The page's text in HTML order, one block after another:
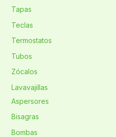
Tapas
Teclas
Termostatos
Tubos
Zócalos
Lavavajillas
Aspersores
Bisagras
Bombas